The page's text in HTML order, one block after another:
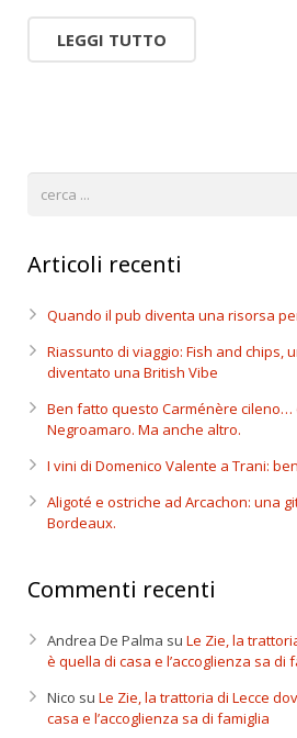
LEGGI TUTTO
Articoli recenti
Quando il pub diventa una risorsa
Riassunto di viaggio: Fish and chips,
diventato una British Vibe
Ben fatto questo Carménère cileno…
Negroamaro. Ma anche altro.
I vini di Domenico Valente a Trani:
Aligoté e ostriche ad Arcachon: una
Bordeaux.
Commenti recenti
Andrea De Palma su Le Zie, la
è quella di casa e l’accoglienza sa di
Nico su Le Zie, la trattoria di Lecce
casa e l’accoglienza sa di famiglia